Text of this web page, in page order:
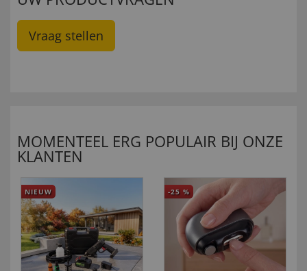
Vraag stellen
MOMENTEEL ERG POPULAIR BIJ ONZE
KLANTEN
NIEUW -25 %